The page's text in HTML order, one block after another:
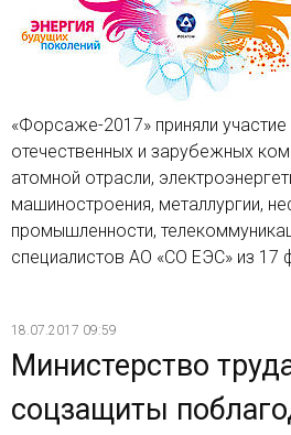
«Форсаже-2017» приняли участие
отечественных и зарубежных
атомной отрасли,
машиностроения, металлургии,
промышленности,
специалистов АО «СО ЕЭС» из 17
18.07.2017 09:59
Министерство
соцзащиты